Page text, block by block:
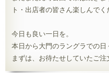
ト・出店者の皆さん楽しんでく
今日も良い一日を。
本日から大門のラングラでの日
まずは、お待たせしていたご注